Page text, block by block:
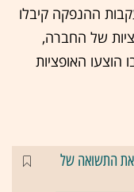
ההנפקה קיבלו
של 910 אלף אופציות של החברה,
שבו הוצעו האופציות
עקף את התשואה של